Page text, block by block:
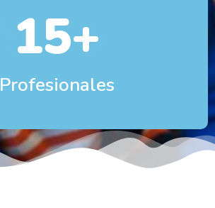
Profesionales
15+